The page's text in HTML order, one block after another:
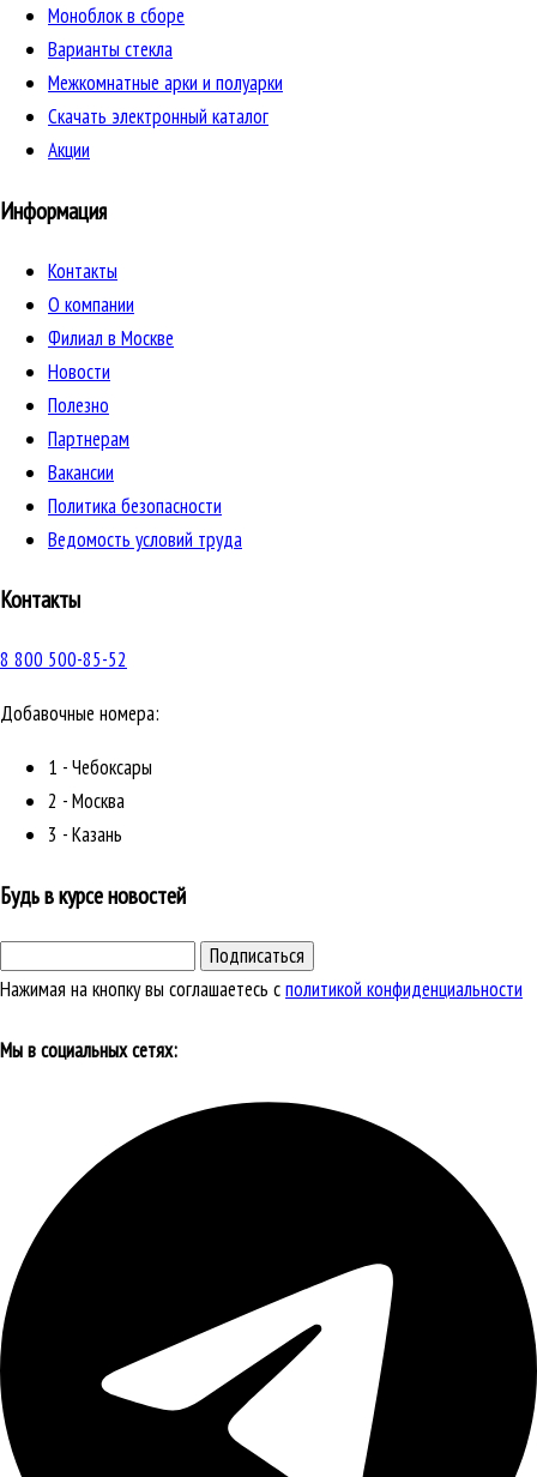
Моноблок в сборе
Варианты стекла
Межкомнатные арки и полуарки
Скачать электронный каталог
Акции
Информация
Контакты
О компании
Филиал в Москве
Новости
Полезно
Партнерам
Вакансии
Политика безопасности
Ведомость условий труда
Контакты
8 800 500-85-52
Добавочные номера:
1 - Чебоксары
2 - Москва
3 - Казань
Будь в курсе новостей
Подписаться
Нажимая на кнопку вы соглашаетесь сполитикой конфиденциальности
Мы в социальных сетях: